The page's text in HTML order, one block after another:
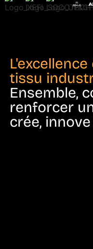
tissu
Ensemble,
renforcer
crée,